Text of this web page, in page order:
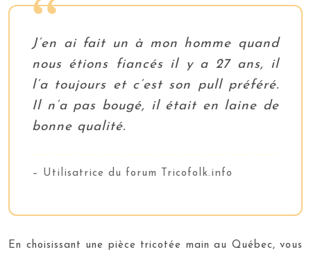
J’en ai fait un à mon homme quand
nous étions fiancés il y a 27 ans, il
l’a toujours et c’est son pull préféré.
Il n’a pas bougé, il était en laine de
bonne qualité.
– Utilisatrice du forum Tricofolk.info
En choisissant une pièce tricotée main au Québec, vous